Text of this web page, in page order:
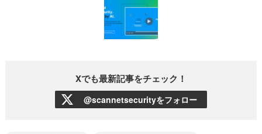
Xでも最新記事をチェック！
@scannetsecurityをフォロー